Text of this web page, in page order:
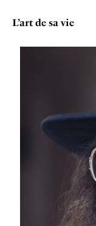
L’art de sa vie